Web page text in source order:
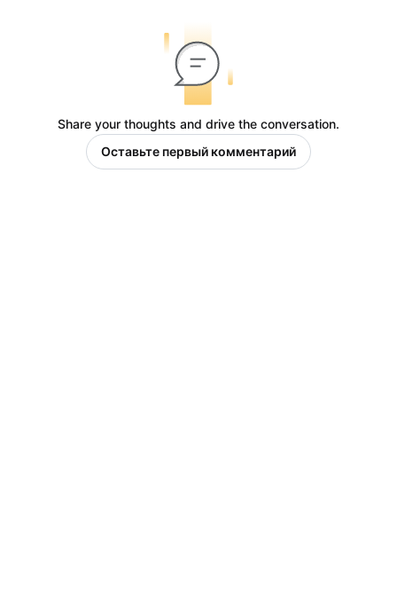
Share your thoughts and drive the conversation.
Оставьте первый комментарий